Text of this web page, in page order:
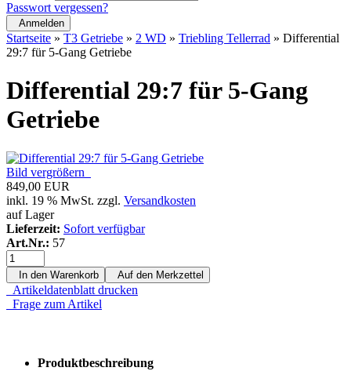
Passwort vergessen?
Anmelden
Startseite » T3 Getriebe » 2 WD » Triebling Tellerrad » Differential
29:7 für 5-Gang Getriebe
Differential 29:7 für 5-Gang
Getriebe
Bild vergrößern
849,00 EUR
inkl. 19 % MwSt. zzgl. Versandkosten
auf Lager
Lieferzeit: Sofort verfügbar
Art.Nr.: 57
In den Warenkorb Auf den Merkzettel
Artikeldatenblatt drucken
Frage zum Artikel
Produktbeschreibung